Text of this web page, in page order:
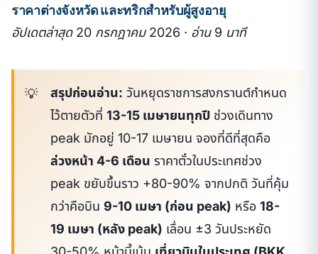
ราคาต่างจังหวัด และทริกสำหรับผู้สูงอายุ
อัปเดตล่าสุด 20 กรกฎาคม 2026 · อ่าน 9 นาที
สรุปก่อนอ่าน: วันหยุดราชการสงกรานต์กำหนด
ไว้ตายตัวที่13-15 เมษายนทุกปี ช่วงเดินทาง
peak มักอยู่ 10-17 เมษายน จองที่ดีที่สุดคือ
ล่วงหน้า 4-6 เดือน ราคาตั๋วในประเทศช่วง
peak ขยับขึ้นราว +80-90% จากปกติ วันที่คุ้ม
กว่าคือบิน9-10 เมษา (ก่อน peak) หรือ18-
19 เมษา (หลัง peak) เลื่อน ±3 วันประหยัด